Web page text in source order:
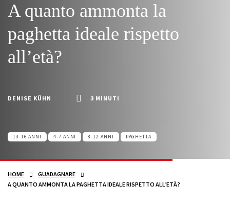
A quanto ammonta la
paghetta ideale rispetto
all’età?
DENISE KÜHN 3 MINUTI
13-16 ANNI 4-7 ANNI 8-12 ANNI PAGHETTA
HOME
GUADAGNARE
A QUANTO AMMONTA LA PAGHETTA IDEALE RISPETTO ALL’ETÀ?